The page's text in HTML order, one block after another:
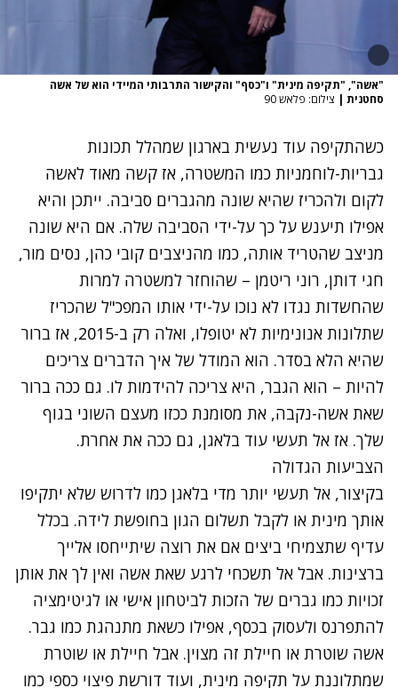
"אשה", "תקיפה מינית" ו"כסף" והקישור התרבותי המיידי הוא של אשה
סחטנית | צילום: פלאש 90
כשהתקיפה עוד נעשית בארגון שמהלל תכונות
גבריות-לוחמניות כמו המשטרה, אז קשה מאוד לאשה
לקום ולהכריז שהיא שונה מהגברים סביבה. ייתכן והיא
אפילו תיענש על כך על-ידי הסביבה שלה. אם היא שונה
מניצב שהטריד אותה, כמו מהניצבים קובי כהן, נסים מור,
חגי דותן, רוני ריטמן – שהוחזר למשטרה למרות
שהחשדות נגדו לא נוכו על-ידי אותו המפכ"ל שהכריז
שתלונות אנונימיות לא יטופלו, ואלה רק ב-2015, אז ברור
שהיא הלא בסדר. הוא המודל של איך הדברים צריכים
להיות – הוא הגבר, היא צריכה להידמות לו. גם ככה ברור
שאת אשה-נקבה, את מסומנת ככזו מעצם השוני בגוף
שלך. אז אל תעשי עוד בלאגן, גם ככה את אחרת.
הצביעות הגדולה
בקיצור, אל תעשי יותר מדי בלאגן כמו לדרוש שלא יתקיפו
אותך מינית או לקבל תשלום הגון בחופשת לידה. בכלל
עדיף שתצמיחי ביצים אם את רוצה שיתייחסו אלייך
ברצינות. אבל אל תשכחי לרגע שאת אשה ואין לך את אותן
זכויות כמו גברים של הזכות לביטחון אישי או לגיטימציה
להתפרנס ולעסוק בכסף, אפילו כשאת מתנהגת כמו גבר.
אשה שוטרת או חיילת זה מצוין. אבל חיילת או שוטרת
שמתלוננת על תקיפה מינית, ועוד דורשת פיצוי כספי כמו